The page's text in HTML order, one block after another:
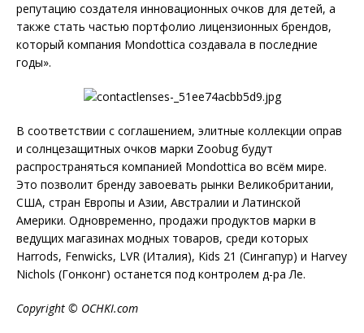
репутацию создателя инновационных очков для детей, а
также стать частью портфолио лицензионных брендов,
который компания Mondottica создавала в последние
годы».
В соответствии с соглашением, элитные коллекции оправ
и солнцезащитных очков марки Zoobug будут
распространяться компанией Mondottica во всём мире.
Это позволит бренду завоевать рынки Великобритании,
США, стран Европы и Азии, Австралии и Латинской
Америки. Одновременно, продажи продуктов марки в
ведущих магазинах модных товаров, среди которых
Harrods, Fenwicks, LVR (Италия), Kids 21 (Сингапур) и Harvey
Nichols (Гонконг) останется под контролем д-ра Ле.
Copyright © OCHKI.com